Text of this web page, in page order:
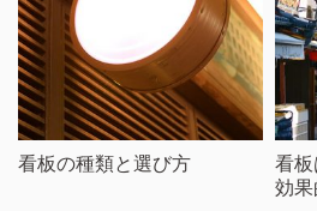
看板の種類と選び方
看
効果